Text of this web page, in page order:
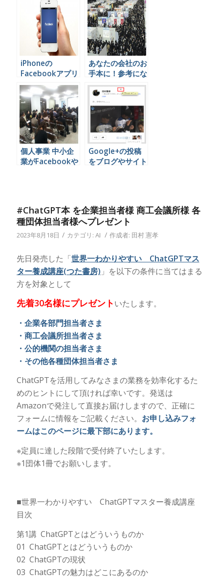
らフフっと笑って
しまったおはなし
違い
iPhoneの
Facebookアプリ
でコメントにタグ
付けする
あなたの会社のお
手本に！参考にな
る新卒採用
Facebookページ
個人事業 中小企
業がFacebookや
Google+の投稿
をブログやサイト
#ChatGPT本 を企業担当者様 商工会議所様 各
種団体担当者様へプレゼント
2023年8月18日 / カテゴリ: AI / 作成者: 田村 憲孝
先日発売した「世界一わかりやすい ChatGPTマス
ター養成講座(つた書房) 」を以下の条件に当てはまる
方を対象として
先着30名様にプレゼントいたします。
・企業各部門担当者さま
・商工会議所担当者さま
・公的機関の担当者さま
・その他各種団体担当者さま
ChatGPTを活用してみなさまの業務を効率化するた
めのヒントにして頂ければ幸いです。発送は
Amazonで発注して直接お届けしますので、正確に
フォームに情報をご記載ください。 お申し込みフォ
ームはこのページに最下部にあります。
※定員に達した段階で受付終了いたします。
※1団体1冊でお願いします。
■世界一わかりやすい ChatGPTマスター養成講座
目次
第1講 ChatGPTとはどういうものか
01 ChatGPTとはどういうものか
02 ChatGPTの現状
03 ChatGPTの魅力はどこにあるのか